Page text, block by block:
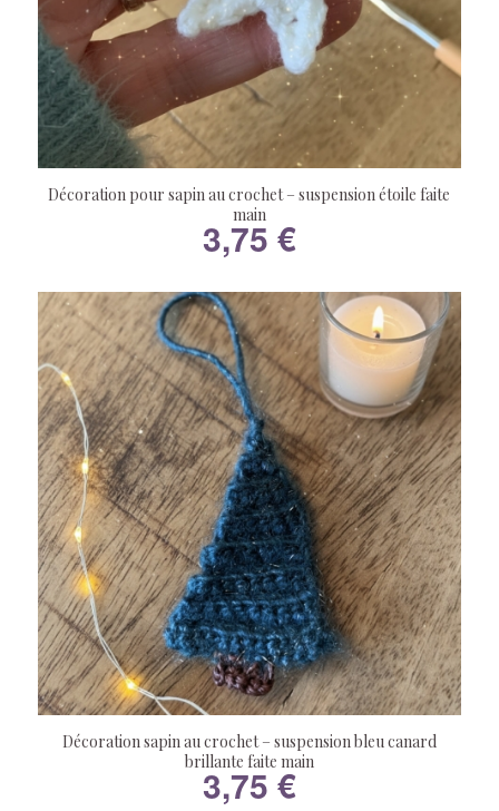
Décoration pour sapin au crochet – suspension étoile faite
main
3,75 €
Décoration sapin au crochet – suspension bleu canard
brillante faite main
3,75 €